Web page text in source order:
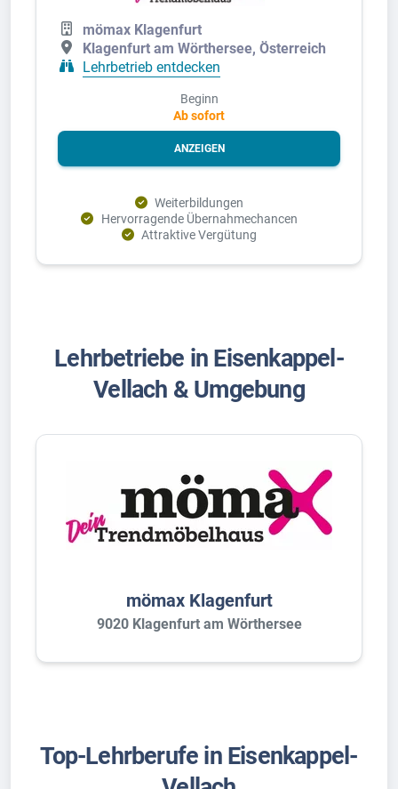
mömax Klagenfurt
Klagenfurt am Wörthersee, Österreich
Lehrbetrieb entdecken
Beginn
Ab sofort
ANZEIGEN
Weiterbildungen
Hervorragende Übernahmechancen
Attraktive Vergütung
Lehrbetriebe in Eisenkappel-
Vellach & Umgebung
mömax Klagenfurt
9020 Klagenfurt am Wörthersee
Top-Lehrberufe in Eisenkappel-